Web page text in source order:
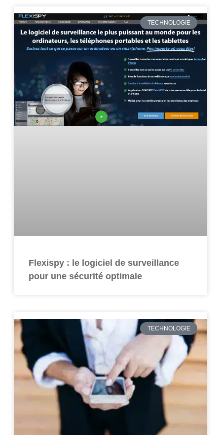
TECHNOLOGIE
Flexispy : le logiciel de surveillance
pour une sécurité optimale
TECHNOLOGIE